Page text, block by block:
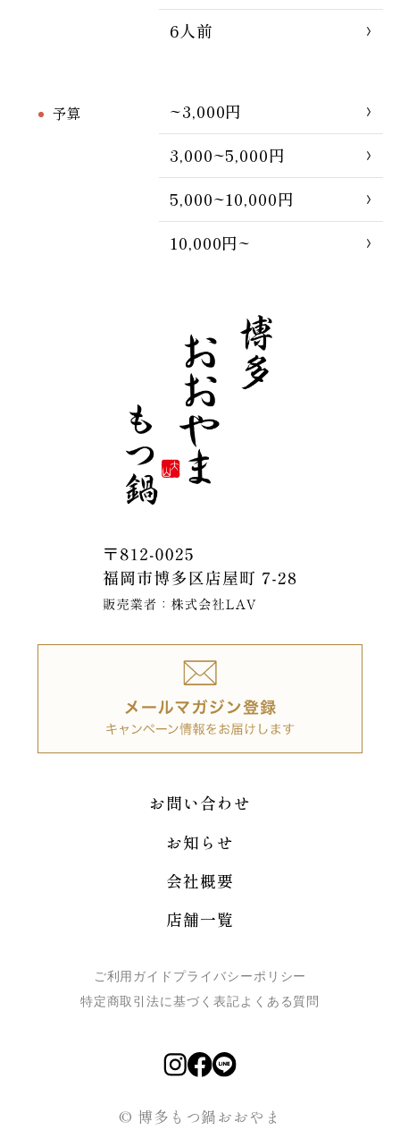
6人前
予算
~3,000円
3,000~5,000円
5,000~10,000円
10,000円~
お問い合わせ
お知らせ
会社概要
店舗一覧
ご利用ガイド プライバシーポリシー
特定商取引法に基づく表記よくある質問
© 博多もつ鍋おおやま